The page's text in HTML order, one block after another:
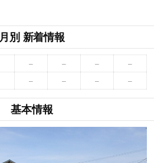
月別 新着情報
– – –
–
– – – –
基本情報